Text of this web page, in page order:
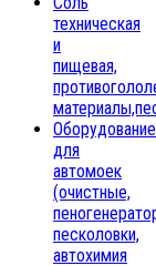
техническая
и
пищевая,
Oборудование
для
автомоек
(очистные,
песколовки,
автохимия